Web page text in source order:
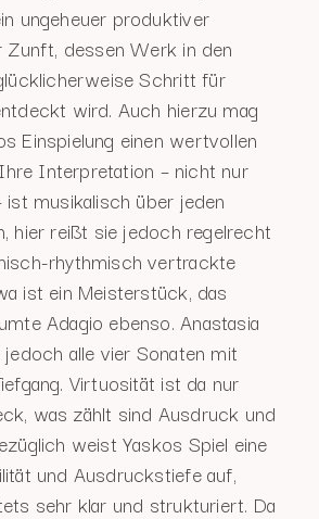
ungeheuer produktiver
Zunft, dessen Werk in den
Schritt für
wird. Auch hierzu mag
Einspielung einen wertvollen
Interpretation – nicht nur
ist musikalisch über jeden
hier reißt sie jedoch regelrecht
rhythmisch vertrackte
ist ein Meisterstück, das
Adagio ebenso. Anastasia
alle vier Sonaten mit
Virtuosität ist da nur
was zählt sind Ausdruck und
weist Yaskos Spiel eine
und Ausdruckstiefe auf,
sehr klar und strukturiert. Da